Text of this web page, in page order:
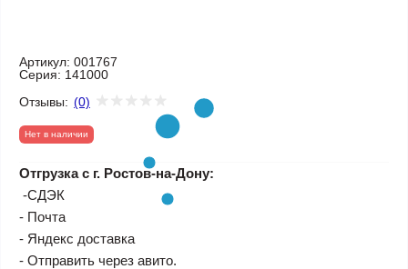
Артикул: 001767
Серия: 141000
Отзывы: (0)
Нет в наличии
Отгрузка с г. Ростов-на-Дону:
-СДЭК
- Почта
- Яндекс доставка
- Отправить через авито.